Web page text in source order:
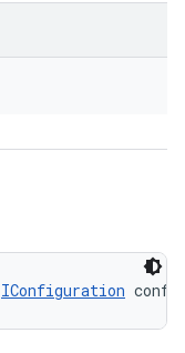
IConfiguration